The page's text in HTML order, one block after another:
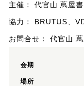
主催： 代官山 蔦屋
協力： BRUTUS、
お問合せ： 代官山
会期
場所